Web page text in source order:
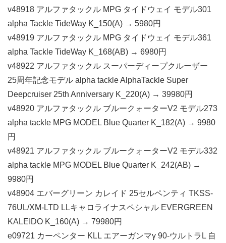
v48918 アルファタックル MPG タイドウェイ モデル301
alpha Tackle TideWay K_150(A) → 5980円
v48919 アルファタックル MPG タイドウェイ モデル361
alpha Tackle TideWay K_168(AB) → 6980円
v48922 アルファタックル スーパーディープクルーザー
25周年記念モデル alpha tackle AlphaTackle Super
Deepcruiser 25th Anniversary K_220(A) → 39980円
v48920 アルファタックル ブルークォーターV2 モデル273
alpha tackle MPG MODEL Blue Quarter K_182(A) → 9980
円
v48921 アルファタックル ブルークォーターV2 モデル332
alpha tackle MPG MODEL Blue Quarter K_242(AB) →
9980円
v48904 エバーグリーン カレイド 25セルペンティ TKSS-
76UL/XM-LTD LLキャロライナスペシャル EVERGREEN
KALEIDO K_160(A) → 79980円
e09721 カーペンター KLL エアーガンマγ 90-ウルトラL 自